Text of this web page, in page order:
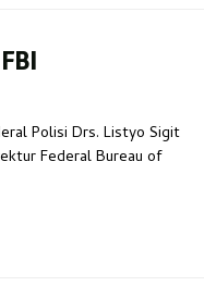
Polisi Drs. Listyo Sigit
Federal Bureau of